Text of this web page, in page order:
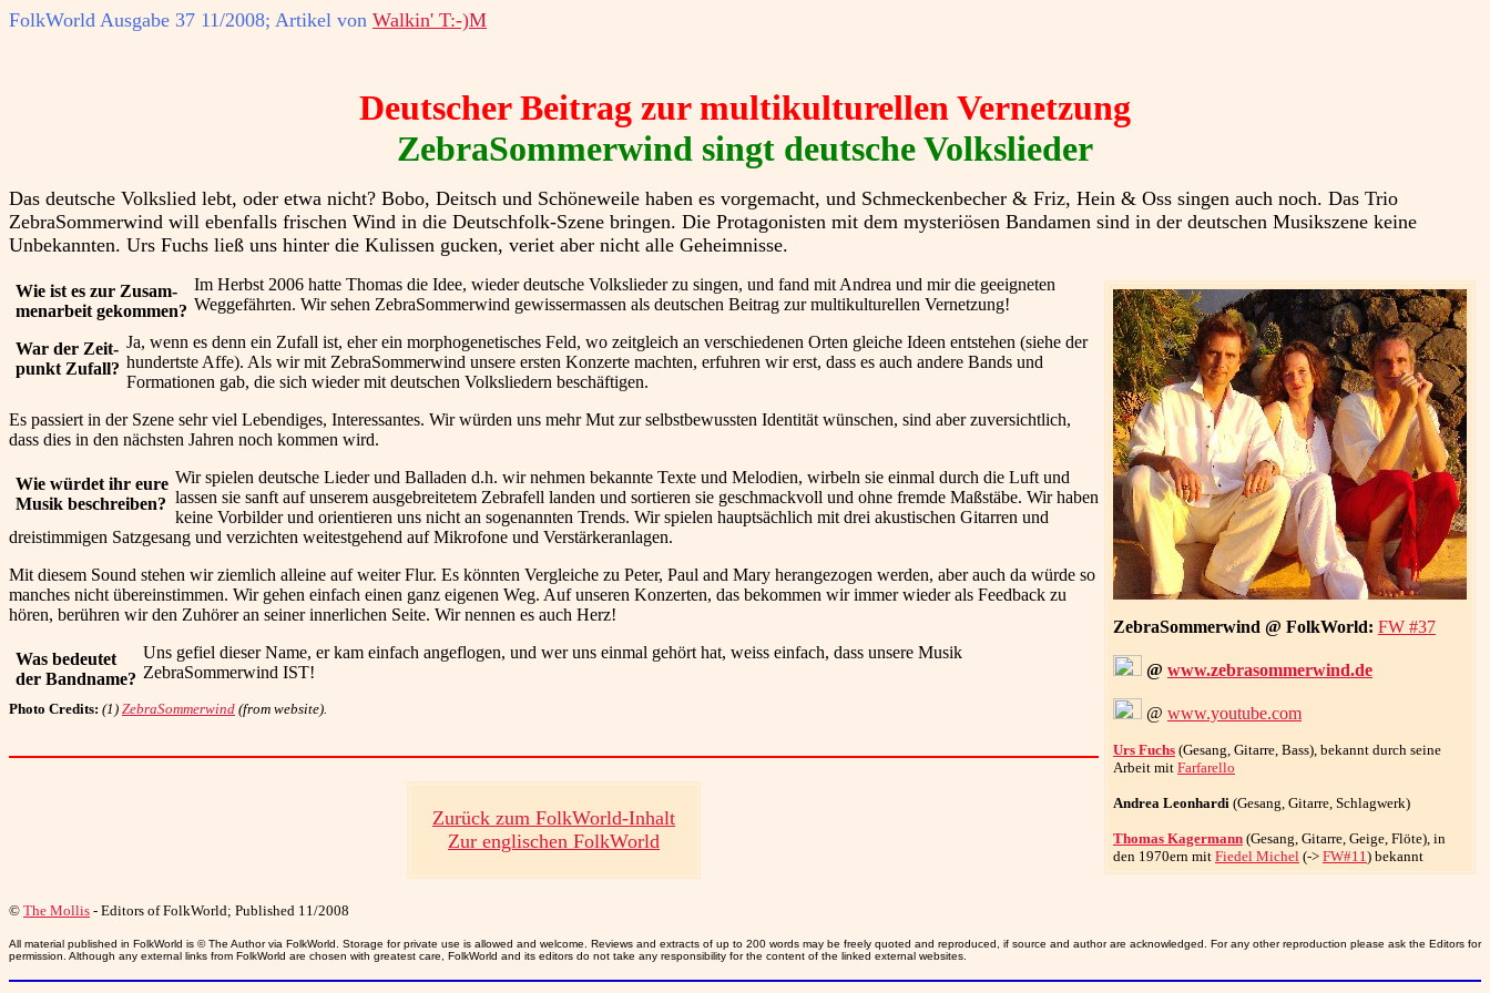
FolkWorld Ausgabe 37 11/2008; Artikel von Walkin' T:-)M
Deutscher Beitrag zur multikulturellen Vernetzung
ZebraSommerwind singt deutsche Volkslieder
Das deutsche Volkslied lebt, oder etwa nicht? Bobo, Deitsch und Schöneweile haben es vorgemacht, und Schmeckenbecher & Friz, Hein & Oss singen auch noch. Das Trio
ZebraSommerwind will ebenfalls frischen Wind in die Deutschfolk-Szene bringen. Die Protagonisten mit dem mysteriösen Bandamen sind in der deutschen Musikszene keine
Unbekannten. Urs Fuchs ließ uns hinter die Kulissen gucken, veriet aber nicht alle Geheimnisse.
ZebraSommerwind @ FolkWorld: FW #37
@ www.zebrasommerwind.de
@ www.youtube.com
Urs Fuchs (Gesang, Gitarre, Bass), bekannt durch seine
Arbeit mit Farfarello
Andrea Leonhardi (Gesang, Gitarre, Schlagwerk)
Thomas Kagermann (Gesang, Gitarre, Geige, Flöte), in
den 1970ern mit Fiedel Michel (-> FW#11) bekannt
Wie ist es zur Zusam-
menarbeit gekommen?
Im Herbst 2006 hatte Thomas die Idee, wieder deutsche Volkslieder zu singen, und fand mit Andrea und mir die geeigneten
Weggefährten. Wir sehen ZebraSommerwind gewissermassen als deutschen Beitrag zur multikulturellen Vernetzung!
War der Zeit-
punkt Zufall?
Ja, wenn es denn ein Zufall ist, eher ein morphogenetisches Feld, wo zeitgleich an verschiedenen Orten gleiche Ideen entstehen (siehe der
hundertste Affe). Als wir mit ZebraSommerwind unsere ersten Konzerte machten, erfuhren wir erst, dass es auch andere Bands und
Formationen gab, die sich wieder mit deutschen Volksliedern beschäftigen.
Es passiert in der Szene sehr viel Lebendiges, Interessantes. Wir würden uns mehr Mut zur selbstbewussten Identität wünschen, sind aber zuversichtlich,
dass dies in den nächsten Jahren noch kommen wird.
Wie würdet ihr eure
Musik beschreiben?
Wir spielen deutsche Lieder und Balladen d.h. wir nehmen bekannte Texte und Melodien, wirbeln sie einmal durch die Luft und
lassen sie sanft auf unserem ausgebreitetem Zebrafell landen und sortieren sie geschmackvoll und ohne fremde Maßstäbe. Wir haben
keine Vorbilder und orientieren uns nicht an sogenannten Trends. Wir spielen hauptsächlich mit drei akustischen Gitarren und
dreistimmigen Satzgesang und verzichten weitestgehend auf Mikrofone und Verstärkeranlagen.
Mit diesem Sound stehen wir ziemlich alleine auf weiter Flur. Es könnten Vergleiche zu Peter, Paul and Mary herangezogen werden, aber auch da würde so
manches nicht übereinstimmen. Wir gehen einfach einen ganz eigenen Weg. Auf unseren Konzerten, das bekommen wir immer wieder als Feedback zu
hören, berühren wir den Zuhörer an seiner innerlichen Seite. Wir nennen es auch Herz!
Was bedeutet
der Bandname?
Uns gefiel dieser Name, er kam einfach angeflogen, und wer uns einmal gehört hat, weiss einfach, dass unsere Musik
ZebraSommerwind IST!
Photo Credits: (1) ZebraSommerwind (from website).
Zurück zum FolkWorld-Inhalt
Zur englischen FolkWorld
© The Mollis - Editors ofFolkWorld; Published 11/2008
All material published in FolkWorld is © The Author via FolkWorld. Storage for private use is allowed and welcome. Reviews and extracts of up to 200 words may be freely quoted and reproduced, if source and author are acknowledged. For any other reproduction please ask the Editors for
permission. Although any external links from FolkWorld are chosen with greatest care, FolkWorld and its editors do not take any responsibility for the content of the linked external websites.